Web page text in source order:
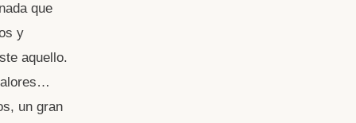
que
y
aquello.
un gran